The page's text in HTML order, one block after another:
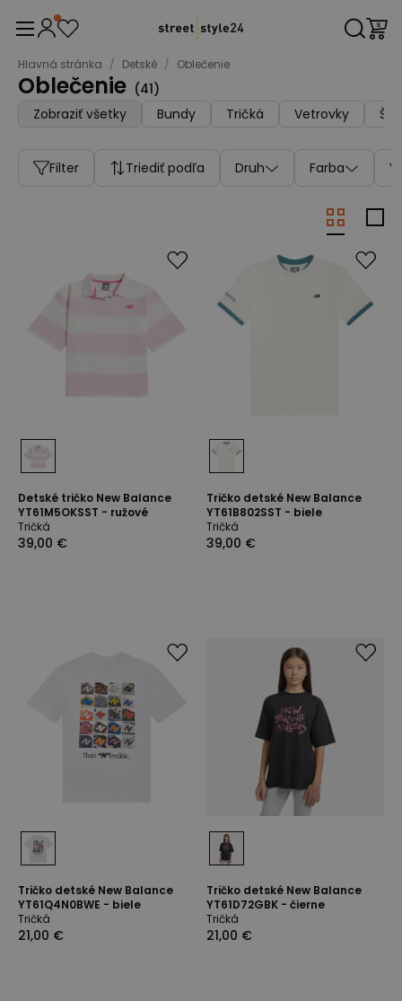
Hlavná stránka / Detské / Oblečenie
Oblečenie (41)
Zobraziť všetky
Bundy Tričká Vetrovky
Filter Triediť podľa Druh Farba
Detské tričko New Balance
YT61M5OKSST - ružové
Tričká
39,00 €
Tričko detské New Balance
YT61B802SST - biele
Tričká
39,00 €
Tričko detské New Balance
YT61Q4N0BWE - biele
Tričká
21,00 €
Tričko detské New Balance
YT61D72GBK - čierne
Tričká
21,00 €